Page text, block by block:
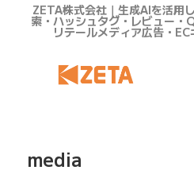
ZETA株式会社｜生成AIを活用
索・ハッシュタグ・レビュー・
リテールメディア広告・
media